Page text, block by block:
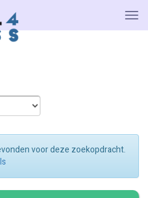
voor deze zoekopdracht.